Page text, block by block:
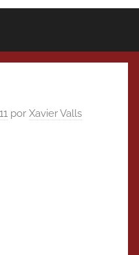
por Xavier Valls